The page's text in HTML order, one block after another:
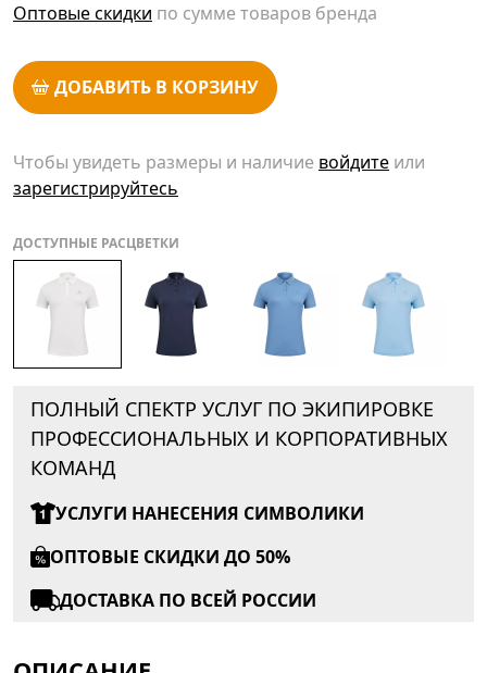
Оптовые скидки по сумме товаров бренда
ДОБАВИТЬ В КОРЗИНУ
Чтобы увидеть размеры и наличие войдите или
зарегистрируйтесь
ДОСТУПНЫЕ РАСЦВЕТКИ
ПОЛНЫЙ СПЕКТР УСЛУГ ПО ЭКИПИРОВКЕ
ПРОФЕССИОНАЛЬНЫХ И КОРПОРАТИВНЫХ
КОМАНД
УСЛУГИ НАНЕСЕНИЯ СИМВОЛИКИ
ОПТОВЫЕ СКИДКИ ДО 50%
ДОСТАВКА ПО ВСЕЙ РОССИИ